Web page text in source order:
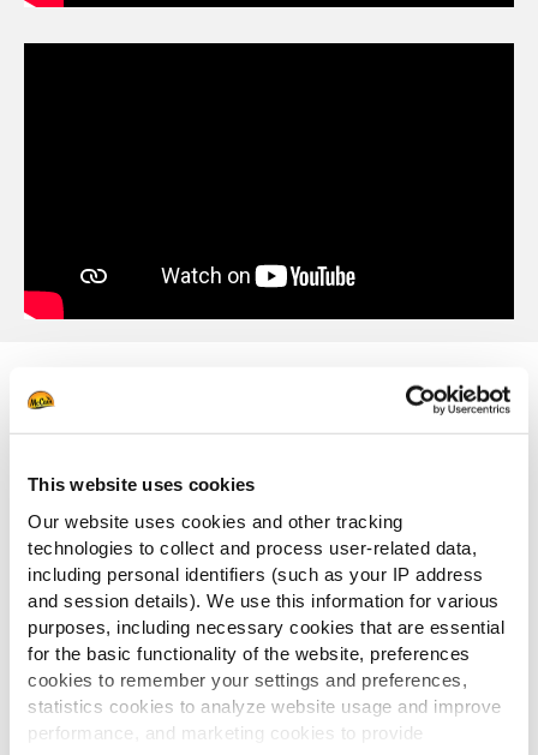
This website uses cookies
Our website uses cookies and other tracking
technologies to collect and process user-related data,
including personal identifiers (such as your IP address
and session details). We use this information for various
purposes, including necessary cookies that are essential
for the basic functionality of the website, preferences
cookies to remember your settings and preferences,
statistics cookies to analyze website usage and improve
performance, and marketing cookies to provide
TOP VENTES
Fry’n Dip
Crispers